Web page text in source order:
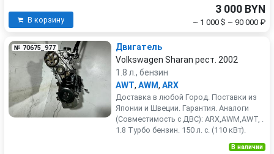
В корзину
3 000 BYN
~ 1 000 $ ~ 90 000 ₽
№ 70675_977
Двигатель
Volkswagen Sharan рест. 2002
1.8 л., бензин
AWT, AWM, ARX
Доставка в любой Город. Поставки из
Японии и Швеции. Гарантия. Аналоги
(Совместимость с ДВС): ARX,AWM,AWT, .
1.8 Турбо бензин. 150 л. с. (110 кВт).
В наличии